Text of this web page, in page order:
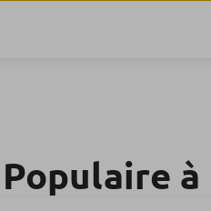
à